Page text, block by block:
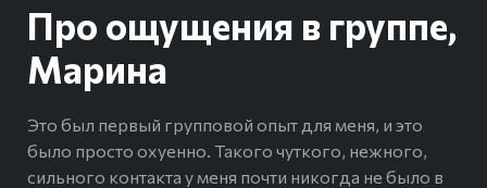
Про ощущения в группе,
Марина
Это был первый групповой опыт для меня, и это
было просто охуенно. Такого чуткого, нежного,
сильного контакта у меня почти никогда не было в